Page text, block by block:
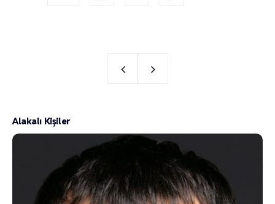
Alakalı Kişiler